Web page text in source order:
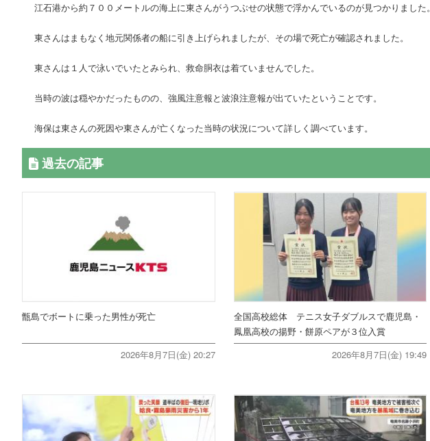
江石港から約７００メートルの海上に東さんがうつぶせの状態で浮かんでいるのが見つかりました。
東さんはまもなく地元関係者の船に引き上げられましたが、その場で死亡が確認されました。
東さんは１人で泳いでいたとみられ、救命胴衣は着ていませんでした。
当時の波は穏やかだったものの、強風注意報と波浪注意報が出ていたということです。
海保は東さんの死因や東さんが亡くなった当時の状況について詳しく調べています。
過去の記事
甑島でボートに乗った男性が死亡
2026年8月7日(金) 20:27
全国高校総体 テニス女子ダブルスで鹿児島・
鳳凰高校の揚野・餅原ペアが３位入賞
2026年8月7日(金) 19:49